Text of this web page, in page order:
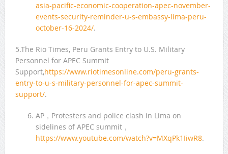
asia-pacific-economic-cooperation-apec-november-
events-security-reminder-u-s-embassy-lima-peru-
october-16-2024/.
5.The Rio Times, Peru Grants Entry to U.S. Military
Personnel for APEC Summit
Support,https://www.riotimesonline.com/peru-grants-
entry-to-u-s-military-personnel-for-apec-summit-
support/.
AP，Protesters and police clash in Lima on
sidelines of APEC summit，
https://www.youtube.com/watch?v=MXqPk1IiwR8.